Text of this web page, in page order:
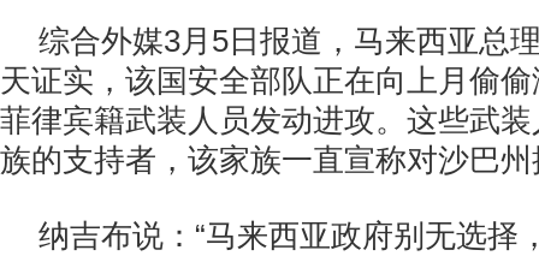
综合外媒3月5日报道，马来西亚总
天证实，该国安全部队正在向上月偷
菲律宾籍武装人员发动进攻。这些武
族的支持者，该家族一直宣称对沙巴
纳吉布说：“马来西亚政府别无选择